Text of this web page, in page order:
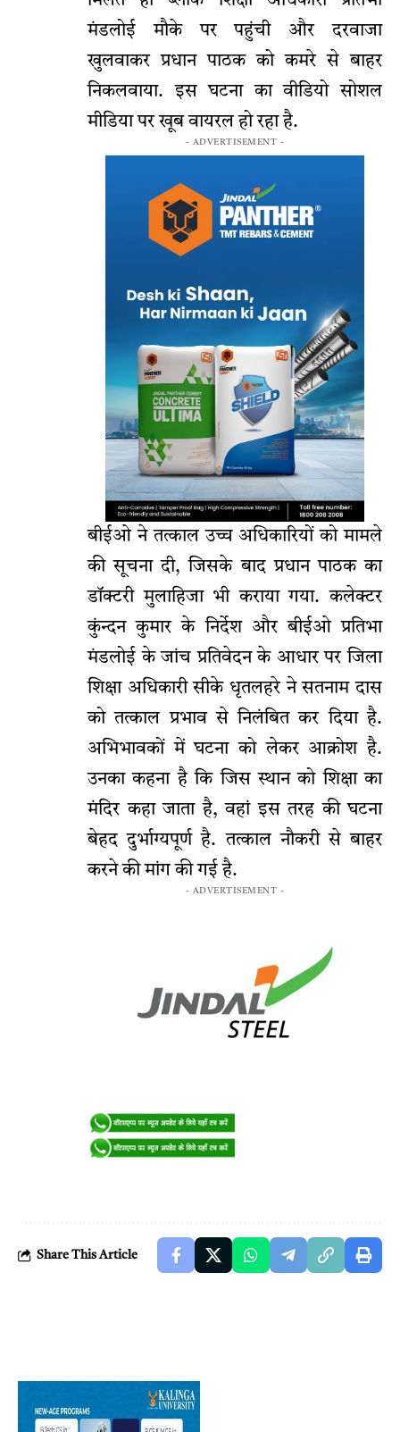
मंडलोई मौके पर पहुंची और दरवाजा
खुलवाकर प्रधान पाठक को कमरे से बाहर
निकलवाया. इस घटना का वीडियो सोशल
मीडिया पर खूब वायरल हो रहा है.
- ADVERTISEMENT -
बीईओ ने तत्काल उच्च अधिकारियों को मामले
की सूचना दी, जिसके बाद प्रधान पाठक का
डॉक्टरी मुलाहिजा भी कराया गया. कलेक्टर
कुंन्दन कुमार के निर्देश और बीईओ प्रतिभा
मंडलोई के जांच प्रतिवेदन के आधार पर जिला
शिक्षा अधिकारी सीके धृतलहरे ने सतनाम दास
को तत्काल प्रभाव से निलंबित कर दिया है.
अभिभावकों में घटना को लेकर आक्रोश है.
उनका कहना है कि जिस स्थान को शिक्षा का
मंदिर कहा जाता है, वहां इस तरह की घटना
बेहद दुर्भाग्यपूर्ण है. तत्काल नौकरी से बाहर
करने की मांग की गई है.
- ADVERTISEMENT -
Share This Article